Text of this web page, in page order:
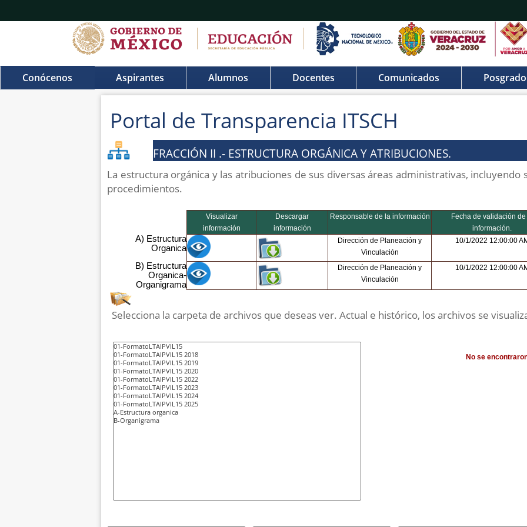
Conócenos Aspirantes Alumnos Docentes Comunicados Posgrado
Portal de Transparencia ITSCH
FRACCIÓN II .- ESTRUCTURA ORGÁNICA Y ATRIBUCIONES.
La estructura orgánica y las atribuciones de sus diversas áreas administrativas, incluyendo
procedimientos.
Visualizar
información
Descargar
información
Responsable de la información
Fecha de validación de
información.
A) Estructura
Organica
Dirección de Planeación y
Vinculación
10/1/2022 12:00:00
B) Estructura
Organica-
Organigrama
Dirección de Planeación y
Vinculación
10/1/2022 12:00:00
Selecciona la carpeta de archivos que deseas ver. Actual e histórico, los archivos se
No se